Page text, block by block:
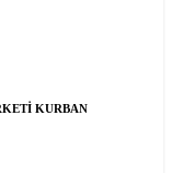
KURBAN